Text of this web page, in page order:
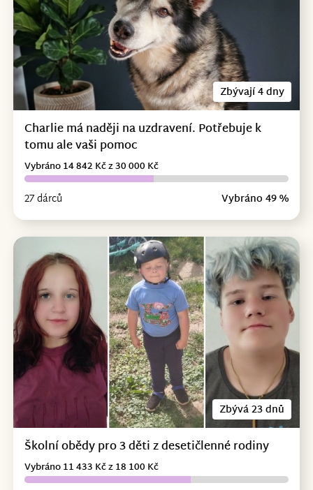
Zbývají 4 dny
Charlie má naději na uzdravení. Potřebuje k
tomu ale vaši pomoc
27 dárců Vybráno 49 %
Vybráno 14 842 Kč z 30 000 Kč
Zbývá 23 dnů
Školní obědy pro 3 děti z desetičlenné rodiny
Vybráno 11 433 Kč z 18 100 Kč